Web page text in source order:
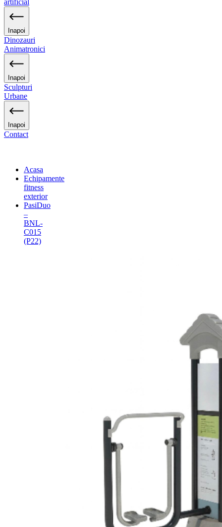
artificial
Inapoi
Dinozauri
Animatronici
Inapoi
Sculpturi
Urbane
Inapoi
Contact
Acasa
Echipamente
fitness
exterior
PasiDuo
–
BNL-
C015
(P22)